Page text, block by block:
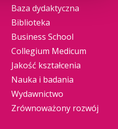
Baza dydaktyczna
Biblioteka
Business School
Collegium Medicum
Jakość kształcenia
Nauka i badania
Wydawnictwo
Zrównoważony rozwój